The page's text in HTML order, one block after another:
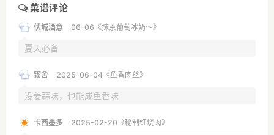
确定怀孕日期,
菜谱评论
伏城酒意 06-06《抹茶葡萄冰奶～》
夏天必备
锲舍 2025-06-04《鱼香肉丝》
没姜蒜味，也能成鱼香味
卡西墨多 2025-02-20《秘制红烧肉》